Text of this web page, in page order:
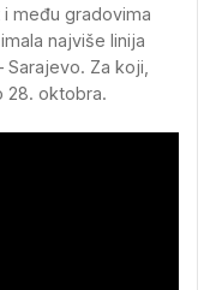
među gradovima
najviše linija
Za koji,
28. oktobra.